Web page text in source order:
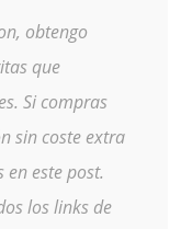
obtengo
que
Si compras
sin coste extra
este post.
los links de